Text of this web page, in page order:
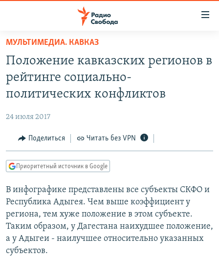
упрощенного
доступа
Вернуться
основному
Вернутся
Вернутся
поиску
АВТОРСКИЕ ПРОЕКТЫ
МНЕНИЯ
КУЛЬТУРА
КАВКАЗ.РЕАЛИИ
СЕВЕР.РЕАЛИИ
СИБИРЬ.РЕАЛИИ
РАСПИСАНИЕ ВЕЩАНИЯ
ПОДПИШИТЕСЬ НА РАССЫЛКУ
МУЛЬТИМЕДИА. КАВКАЗ
Положение кавказских регионов в
рейтинге социально-
политических конфликтов
24 июля 2017
Поделиться Читать без VPN
Приоритетный источник в Google
В инфографике представлены все субъекты СКФО и
Республика Адыгея. Чем выше коэффициент у
региона, тем хуже положение в этом субъекте.
Таким образом, у Дагестана наихудшее положение,
а у Адыгеи - наилучшее относительно указанных
субъектов.